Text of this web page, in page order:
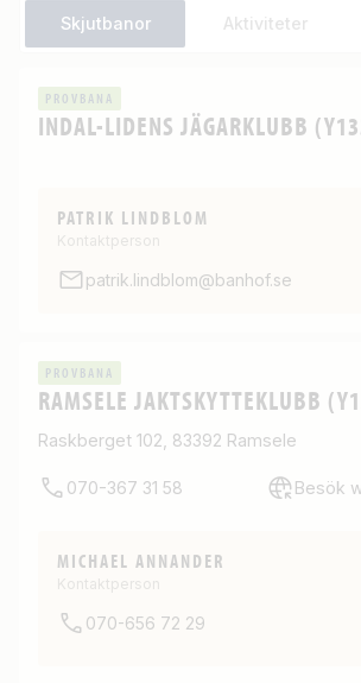
Skjutbanor Aktiviteter
PROVBANA
INDAL-LIDENS JÄGARKLUBB
PATRIK LINDBLOM
Kontaktperson
patrik.lindblom@banhof.se
PROVBANA
RAMSELE JAKTSKYTTEKLUBB
Raskberget 102, 83392 Ramsele
070-367 31 58 Besök
MICHAEL ANNANDER
Kontaktperson
070-656 72 29